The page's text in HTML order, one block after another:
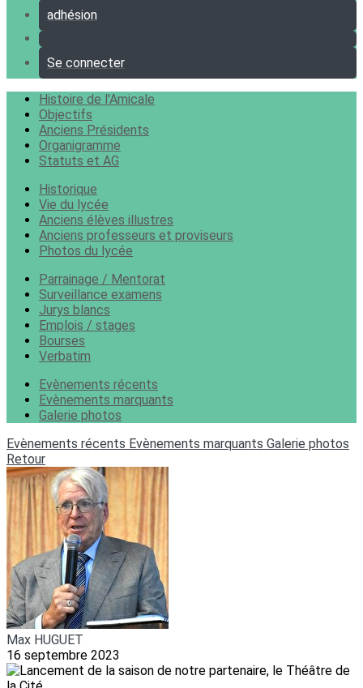
adhésion
Se connecter
Histoire de l'Amicale
Objectifs
Anciens Présidents
Organigramme
Statuts et AG
Historique
Vie du lycée
Anciens élèves illustres
Anciens professeurs et proviseurs
Photos du lycée
Parrainage / Mentorat
Surveillance examens
Jurys blancs
Emplois / stages
Bourses
Verbatim
Evènements récents
Evènements marquants
Galerie photos
Evènements récents Evènements marquants Galerie photos
Retour
Max HUGUET
16 septembre 2023